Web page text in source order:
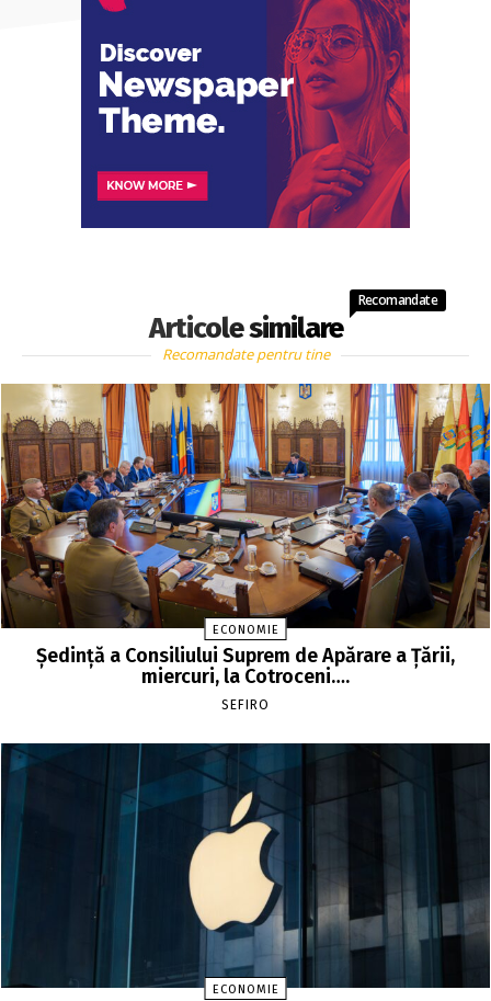
Articole similare
Recomandate
Recomandate pentru tine
ECONOMIE
Şedinţă a Consiliului Suprem de Apărare a Ţării,
miercuri, la Cotroceni….
SEFIRO
ECONOMIE